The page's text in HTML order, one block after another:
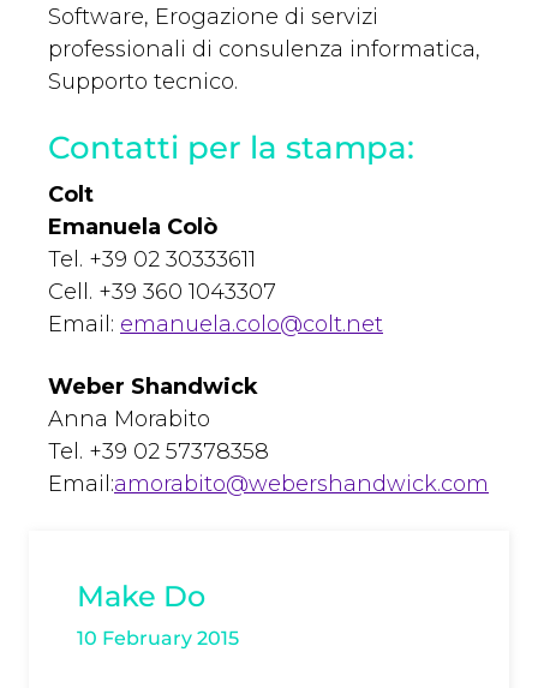
Software, Erogazione di servizi
professionali di consulenza informatica,
Supporto tecnico.
Contatti per la stampa:
Colt
Emanuela Colò
Tel. +39 02 30333611
Cell. +39 360 1043307
Email: emanuela.colo@colt.net
Weber Shandwick
Anna Morabito
Tel. +39 02 57378358
Email:amorabito@webershandwick.com
Make Do
10 February 2015